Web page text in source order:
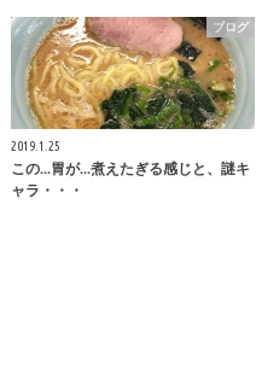
ブログ
2019.1.25
この...胃が...煮えたぎる感じと、謎キ
ャラ・・・